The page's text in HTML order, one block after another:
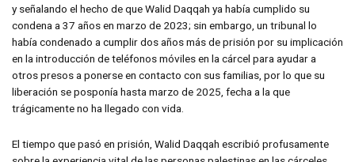
y señalando el hecho de que Walid Daqqah ya había cumplido su
condena a 37 años en marzo de 2023; sin embargo, un tribunal lo
había condenado a cumplir dos años más de prisión por su implicación
en la introducción de teléfonos móviles en la cárcel para ayudar a
otros presos a ponerse en contacto con sus familias, por lo que su
liberación se posponía hasta marzo de 2025, fecha a la que
trágicamente no ha llegado con vida.
El tiempo que pasó en prisión, Walid Daqqah escribió profusamente